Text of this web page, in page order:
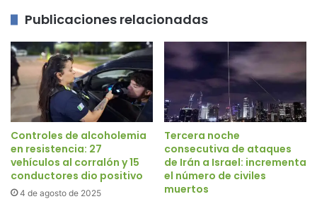
Publicaciones relacionadas
Controles de alcoholemia
en resistencia: 27
vehículos al corralón y 15
conductores dio positivo
4 de agosto de 2025
Tercera noche
consecutiva de ataques
de Irán a Israel: incrementa
el número de civiles
muertos